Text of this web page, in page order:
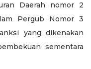
Daerah nomor 2
Pergub Nomor 3
yang dikenakan
sementara